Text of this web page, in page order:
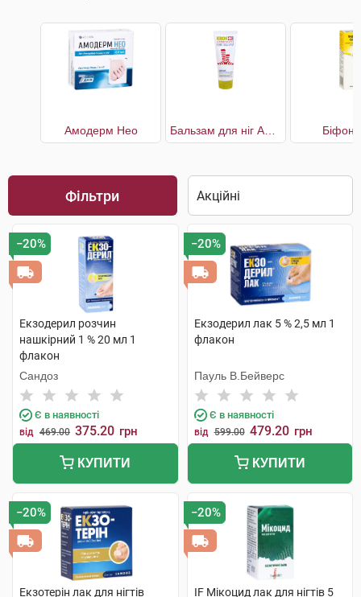
Амодерм Нео Біфон
Фільтри
−20%
Екзодерил розчин
нашкірний 1 % 20 мл 1
флакон
Сандоз
Є в наявності
від 469.00 375.20 грн
КУПИТИ
−20%
Екзодерил лак 5 % 2,5 мл 1
флакон
Пауль В.Бейверс
Є в наявності
від 599.00 479.20 грн
КУПИТИ
−20%
Екзотерін лак для нігтів
−20%
IF Мікоцид лак для нігтів 5